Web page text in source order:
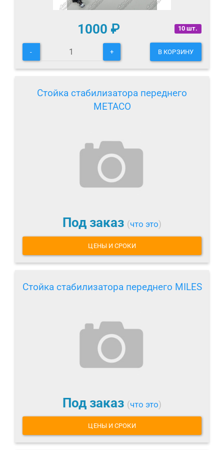
10 шт.
1000 ₽
- + В КОРЗИНУ
Стойка стабилизатора переднего
METACO
Под заказ (что это)
ЦЕНЫ И СРОКИ
Стойка стабилизатора переднего MILES
Под заказ (что это)
ЦЕНЫ И СРОКИ